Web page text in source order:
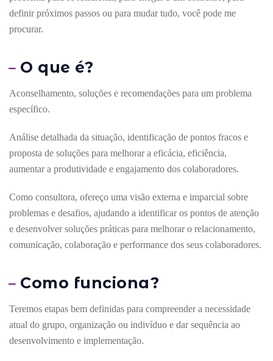
definir próximos passos ou para mudar tudo, você pode me
procurar.
O que é?
Aconselhamento, soluções e recomendações para um problema
específico.
Análise detalhada da situação, identificação de pontos fracos e
proposta de soluções para melhorar a eficácia, eficiência,
aumentar a produtividade e engajamento dos colaboradores.
Como consultora, ofereço uma visão externa e imparcial sobre
problemas e desafios, ajudando a identificar os pontos de atenção
e desenvolver soluções práticas para melhorar o relacionamento,
comunicação, colaboração e performance dos seus colaboradores.
Como funciona?
Teremos etapas bem definidas para compreender a necessidade
atual do grupo, organização ou indivíduo e dar sequência ao
desenvolvimento e implementação.